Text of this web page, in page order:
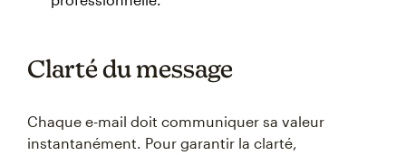
Clarté du message
Chaque e-mail doit communiquer sa valeur
instantanément. Pour garantir la clarté,